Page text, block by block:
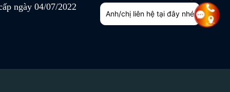
ngày 04/07/2022
Anh/chị liên hệ tại đây nhé